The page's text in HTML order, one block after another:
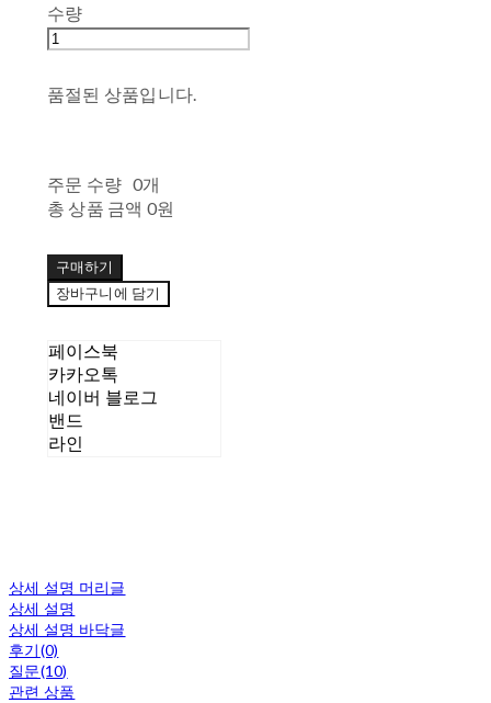
수량
품절된 상품입니다.
주문 수량 0개
총 상품 금액 0원
구매하기
장바구니에 담기
페이스북
카카오톡
네이버 블로그
밴드
라인
상세 설명 머리글
상세 설명
상세 설명 바닥글
후기(0)
질문(10)
관련 상품